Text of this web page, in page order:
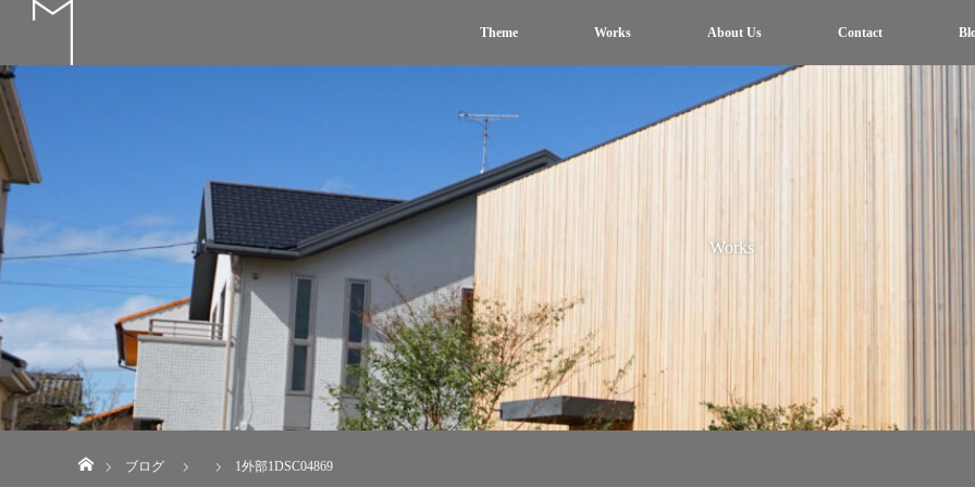
Theme Works About Us Contact
Works
ブログ
1外部1DSC04869